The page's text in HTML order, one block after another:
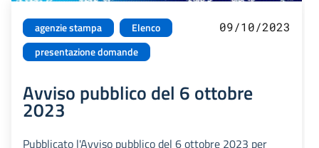
agenzie stampa
Elenco
presentazione domande
09/10/2023
Avviso pubblico del 6 ottobre
2023
Pubblicato l'Avviso pubblico del 6 ottobre 2023 per